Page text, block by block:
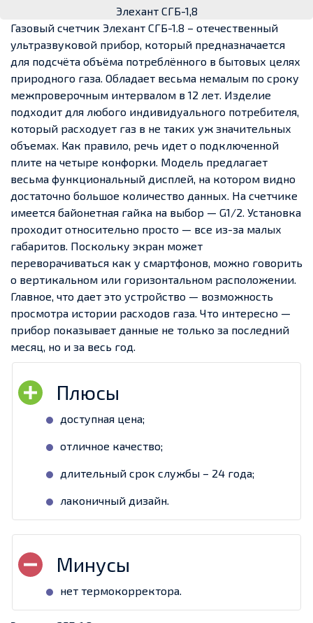
Элехант СГБ-1,8
Газовый счетчик Элехант СГБ-1.8 – отечественный
ультразвуковой прибор, который предназначается
для подсчёта объёма потреблённого в бытовых целях
природного газа. Обладает весьма немалым по сроку
межпроверочным интервалом в 12 лет. Изделие
подходит для любого индивидуального потребителя,
который расходует газ в не таких уж значительных
объемах. Как правило, речь идет о подключенной
плите на четыре конфорки. Модель предлагает
весьма функциональный дисплей, на котором видно
достаточно большое количество данных. На счетчике
имеется байонетная гайка на выбор — G1/2. Установка
проходит относительно просто — все из-за малых
габаритов. Поскольку экран может
переворачиваться как у смартфонов, можно говорить
о вертикальном или горизонтальном расположении.
Главное, что дает это устройство — возможность
просмотра истории расходов газа. Что интересно —
прибор показывает данные не только за последний
месяц, но и за весь год.
доступная цена;
отличное качество;
длительный срок службы – 24 года;
лаконичный дизайн.
нет термокорректора.